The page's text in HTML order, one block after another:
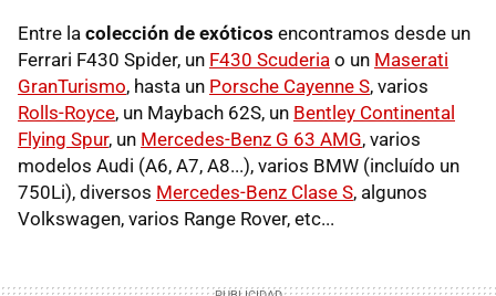
Entre la colección de exóticos encontramos desde un
Ferrari F430 Spider, un F430 Scuderia o un Maserati
GranTurismo, hasta un Porsche Cayenne S, varios
Rolls-Royce, un Maybach 62S, un Bentley Continental
Flying Spur, un Mercedes-Benz G 63 AMG, varios
modelos Audi (A6, A7, A8...), varios BMW (incluído un
750Li), diversos Mercedes-Benz Clase S, algunos
Volkswagen, varios Range Rover, etc...